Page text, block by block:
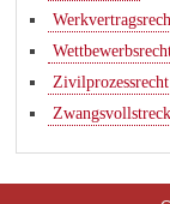
Zivilprozessrecht